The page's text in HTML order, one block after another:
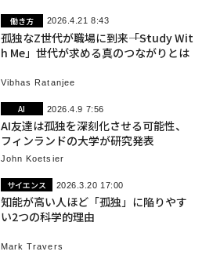
働き方 2026.4.21 8:43
孤独なZ世代が職場に到来――「Study Wit
h Me」世代が求める真のつながりとは
Vibhas Ratanjee
AI 2026.4.9 7:56
AI友達は孤独を深刻化させる可能性、
フィンランドの大学が研究発表
John Koetsier
サイエンス 2026.3.20 17:00
知能が高い人ほど「孤独」に陥りやす
い2つの科学的理由
Mark Travers